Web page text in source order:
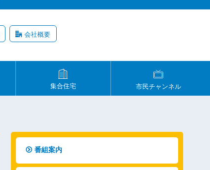
会社概要
集合住宅 市民チャンネル
番組案内